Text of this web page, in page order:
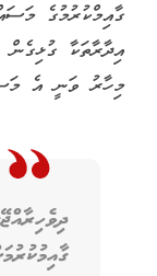
ގާއިމްކުރުމުގެ
އިދާރާތަކާ
މިހާރު ވަނީ އެ